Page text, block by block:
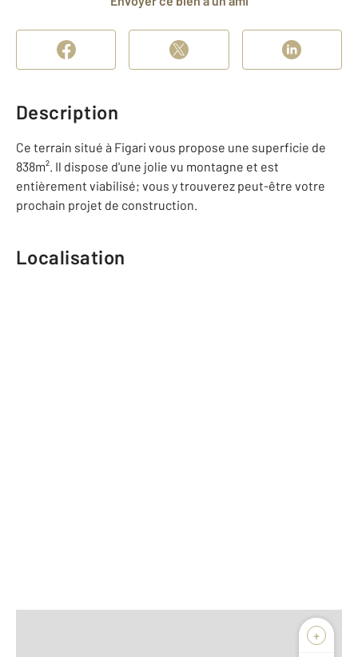
Description
Ce terrain situé à Figari vous propose une superficie de
838m². Il dispose d'une jolie vu montagne et est
entièrement viabilisé; vous y trouverez peut-être votre
prochain projet de construction.
Localisation
+